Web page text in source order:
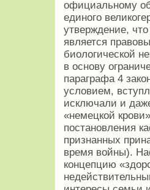
официальному
единого
утверждение,
является
биологической
в основу
параграфа 4
условием,
исключали и
«немецкой
постановления
признанных
время войны).
концепцию